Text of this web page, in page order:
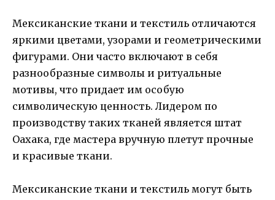
Мексиканские ткани и текстиль отличаются
яркими цветами, узорами и геометрическими
фигурами. Они часто включают в себя
разнообразные символы и ритуальные
мотивы, что придает им особую
символическую ценность. Лидером по
производству таких тканей является штат
Оахака, где мастера вручную плетут прочные
и красивые ткани.
Мексиканские ткани и текстиль могут быть